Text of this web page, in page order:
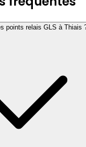
points relais GLS à Thiais